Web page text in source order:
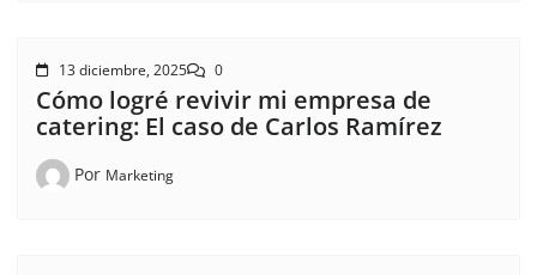
13 diciembre, 2025 0
Cómo logré revivir mi empresa de
catering: El caso de Carlos Ramírez
Por Marketing